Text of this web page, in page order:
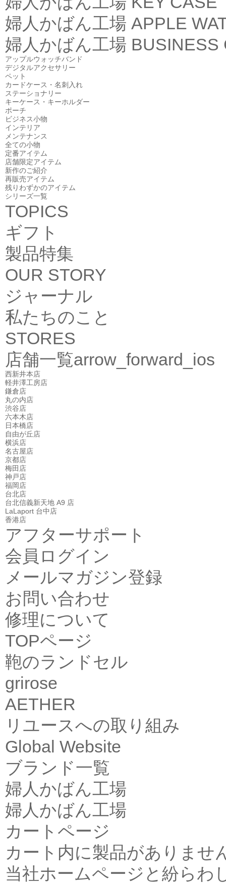
婦人かばん工場 APPLE
婦人かばん工場 BUSINESS
アップルウォッチバンド
デジタルアクセサリー
ペット
カードケース・名刺入れ
ステーショナリー
キーケース・キーホルダー
ポーチ
ビジネス小物
インテリア
メンテナンス
全ての小物
定番アイテム
店舗限定アイテム
新作のご紹介
再販売アイテム
残りわずかのアイテム
シリーズ一覧
TOPICS
ギフト
製品特集
OUR STORY
ジャーナル
私たちのこと
STORES
店舗一覧arrow_forward_ios
西新井本店
軽井澤工房店
鎌倉店
丸の内店
渋谷店
六本木店
日本橋店
自由が丘店
横浜店
名古屋店
京都店
梅田店
神戸店
福岡店
台北店
台北信義新天地 A9 店
LaLaport 台中店
香港店
アフターサポート
会員ログイン
メールマガジン登録
お問い合わせ
修理について
TOPページ
鞄のランドセル
grirose
AETHER
リユースへの取り組み
Global Website
ブランド一覧
婦人かばん工場
婦人かばん工場
カートページ
カート内に製品がありませ
当社ホームページと紛らわ